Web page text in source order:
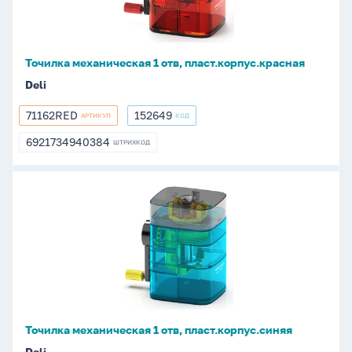
Точилка механическая 1 отв, пласт.корпус.красная
Deli
71162RED
71162RED АРТИКУЛ 152649
152649 КОД
6921734940384
6921734940384 ШТРИХКОД
пласт.корпус.синяя
Точилка механическая 1 отв, пласт.корпус.синяя